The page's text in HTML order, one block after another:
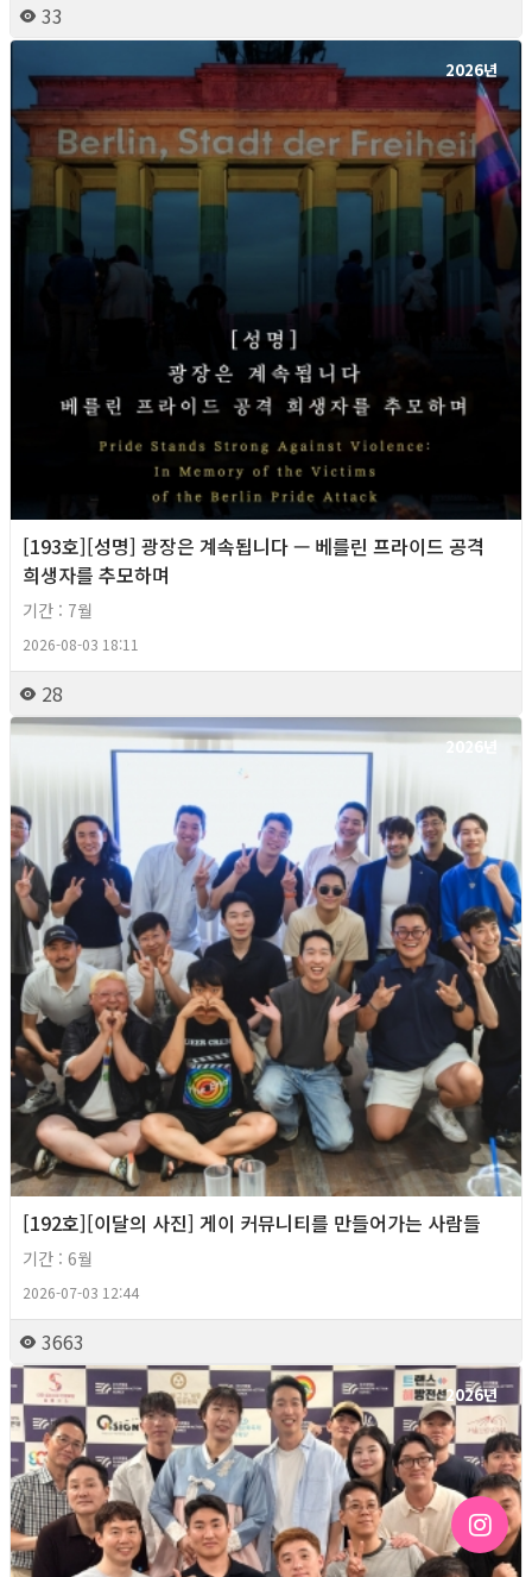
33
2026년
[193호][성명] 광장은 계속됩니다 — 베를린 프라이드 공격
희생자를 추모하며
기간 : 7월
2026-08-03 18:11
28
2026년
[192호][이달의 사진] 게이 커뮤니티를 만들어가는 사람들
기간 : 6월
2026-07-03 12:44
3663
2026년